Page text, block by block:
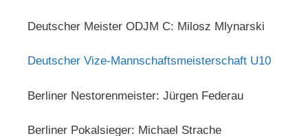
Deutscher Meister ODJM C: Milosz Mlynarski
Deutscher Vize-Mannschaftsmeisterschaft U10
Berliner Nestorenmeister: Jürgen Federau
Berliner Pokalsieger: Michael Strache